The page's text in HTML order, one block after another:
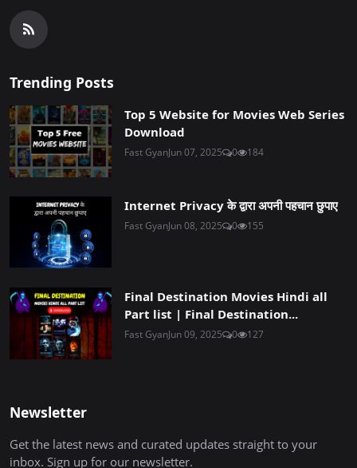
Trending Posts
Top 5 Website for Movies Web Series
Download
Fast GyanJun 07, 2025 0 184
Internet Privacy के द्वारा अपनी पहचान छुपाए
Fast GyanJun 08, 2025 0 155
Final Destination Movies Hindi all
Part list | Final Destination...
Fast GyanJun 09, 2025 0 127
Newsletter
Get the latest news and curated updates straight to your
inbox. Sign up for our newsletter.